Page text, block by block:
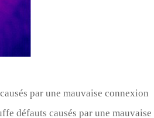
par une mauvaise connexion
défauts causés par une mauvaise